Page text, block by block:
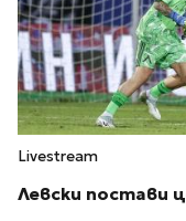
Livestream
Левски постави